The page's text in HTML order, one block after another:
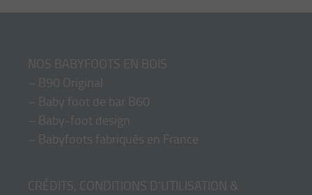
NOS BABYFOOTS EN BOIS
– B90 Original
– Baby foot de bar B60
– Baby-foot design
– Babyfoots fabriqués en France
CRÉDITS, CONDITIONS D'UTILISATION &